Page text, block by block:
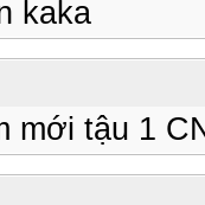
kaka
mới tậu 1